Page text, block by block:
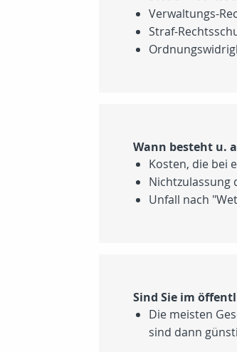
Verwaltungs-
Straf-
Wann besteht u.
Kosten, die bei
Nichtzulassung
Unfall nach
Sind Sie im
Die meisten
sind dann